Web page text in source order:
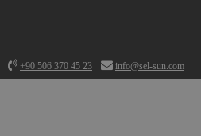
+90 506 370 45 23 info@sel-sun.com